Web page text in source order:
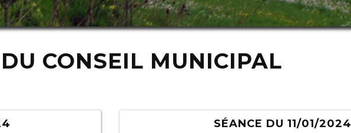
CONSEIL MUNICIPAL
SÉANCE DU 11/01/2024